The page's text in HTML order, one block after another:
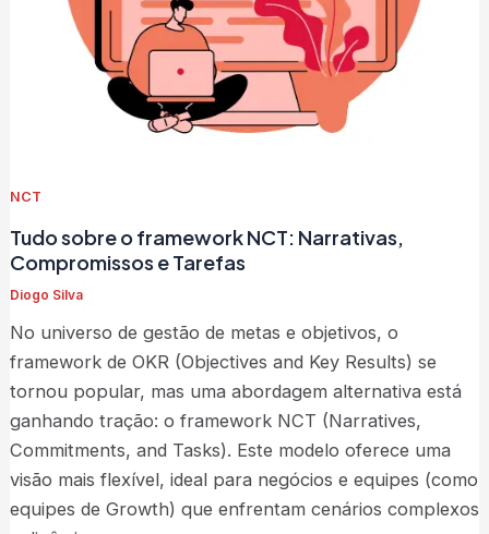
NCT
Tudo sobre o framework NCT: Narrativas,
Compromissos e Tarefas
Diogo Silva
No universo de gestão de metas e objetivos, o
framework de OKR (Objectives and Key Results) se
tornou popular, mas uma abordagem alternativa está
ganhando tração: o framework NCT (Narratives,
Commitments, and Tasks). Este modelo oferece uma
visão mais flexível, ideal para negócios e equipes (como
equipes de Growth) que enfrentam cenários complexos